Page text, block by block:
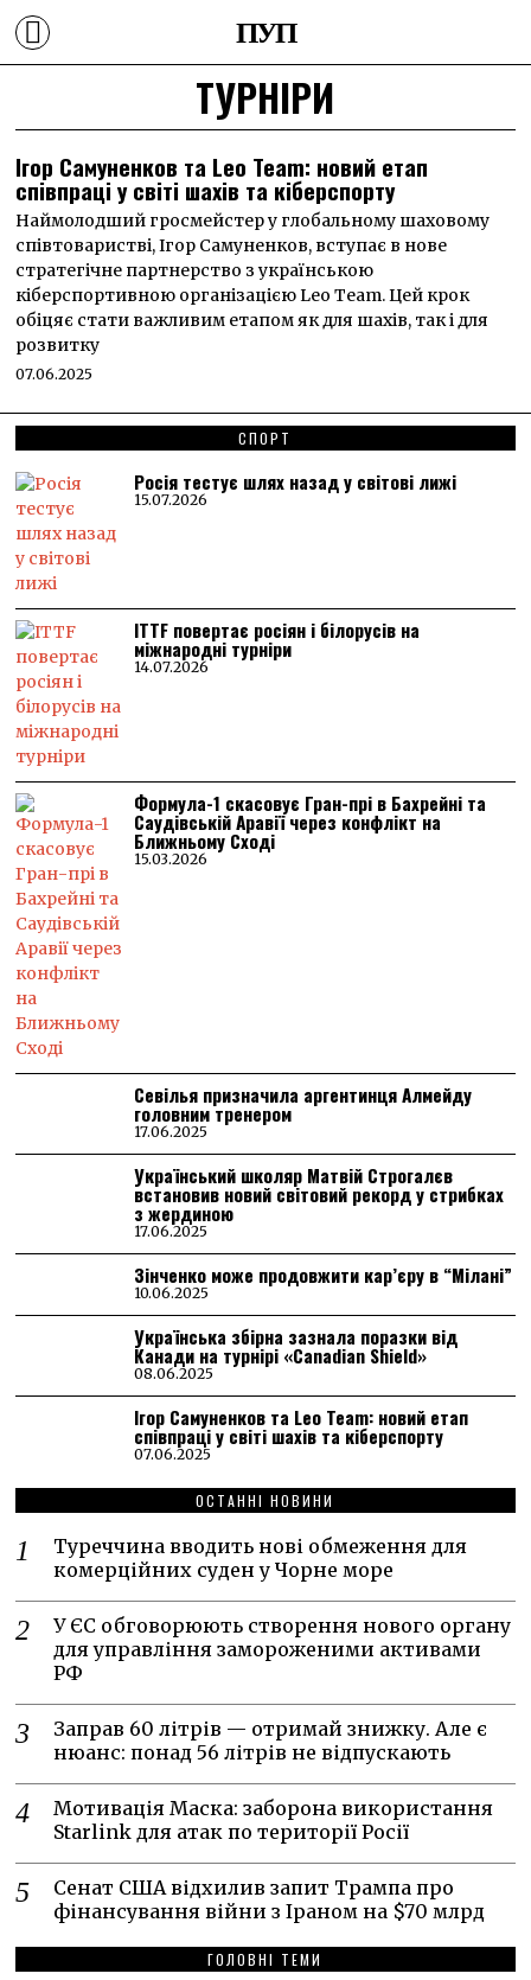
ПУП
ТУРНІРИ
Ігор Самуненков та Leo Team: новий етап
співпраці у світі шахів та кіберспорту
Наймолодший гросмейстер у глобальному шаховому
співтоваристві, Ігор Самуненков, вступає в нове
стратегічне партнерство з українською
кіберспортивною організацією Leo Team. Цей крок
обіцяє стати важливим етапом як для шахів, так і для
розвитку
07.06.2025
СПОРТ
Росія тестує шлях назад у світові лижі
15.07.2026
ITTF повертає росіян і білорусів на
міжнародні турніри
14.07.2026
Формула-1 скасовує Гран-прі в Бахрейні та
Саудівській Аравії через конфлікт на
Ближньому Сході
15.03.2026
Севілья призначила аргентинця Алмейду
головним тренером
17.06.2025
Український школяр Матвій Строгалєв
встановив новий світовий рекорд у стрибках
з жердиною
17.06.2025
Зінченко може продовжити кар’єру в “Мілані”
10.06.2025
Українська збірна зазнала поразки від
Канади на турнірі «Canadian Shield»
08.06.2025
Ігор Самуненков та Leo Team: новий етап
співпраці у світі шахів та кіберспорту
07.06.2025
ОСТАННІ НОВИНИ
Туреччина вводить нові обмеження для
комерційних суден у Чорне море
У ЄС обговорюють створення нового органу
для управління замороженими активами
РФ
Заправ 60 літрів — отримай знижку. Але є
нюанс: понад 56 літрів не відпускають
Мотивація Маска: заборона використання
Starlink для атак по території Росії
Сенат США відхилив запит Трампа про
фінансування війни з Іраном на $70 млрд
ГОЛОВНІ ТЕМИ